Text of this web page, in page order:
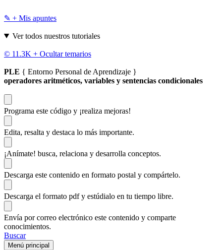
✎ + Mis apuntes
Ver todos nuestros tutoriales
© 11.3K + Ocultar temarios
PLE { Entorno Personal de Aprendizaje }
operadores aritméticos, variables y sentencias condicionales
Programa este código y ¡realiza mejoras!
Edita, resalta y destaca lo más importante.
¡Anímate! busca, relaciona y desarrolla conceptos.
Descarga este contenido en formato postal y compártelo.
Descarga el formato pdf y estúdialo en tu tiempo libre.
Envía por correo electrónico este contenido y comparte
conocimientos.
Buscar
Menú principal